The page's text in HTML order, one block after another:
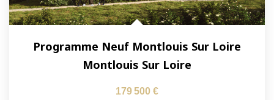
Programme Neuf Montlouis Sur Loire
Montlouis Sur Loire
179 500 €